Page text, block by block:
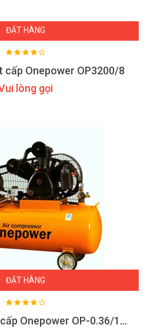
ĐẶT HÀNG
cấp Onepower OP3200/8
lòng gọi
ĐẶT HÀNG
Máy nén khí một cấp Onepower OP-0.36/12.5